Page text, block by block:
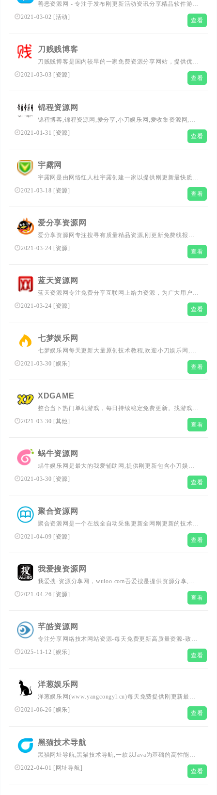
善恶资源网 - 专注于发布刚更新活动资讯分享精品软件游戏
辅助；在这里您可以下载到各种日常所需要的软件，比如小
刀娱乐网、活动线报(QQ活动.游戏游戏.现金活动等)、游戏
2021-03-02 [活动] 查看
刀贱贱博客
刀贱贱博客是国内较早的一家免费资源分享网站，提供优志
的资源，用心打造全面的资源网平台，让我们的生活更加精
2021-03-03 [资源] 查看
锦程资源网
锦程博客,锦程资源网,爱分享,小刀娱乐网,爱收集资源网,锦
程娱乐网,qq资源,小k娱乐网,qq技术教程最优志的资源网
2021-01-31 [资源] 查看
宇露网
宇露网是由网络红人杜宇露创建一家以提供刚更新最快质量
最高的百度seo优化及新闻技术资源分享网站,每天更新 百度
seo优化技巧经验教程,QQ活动,刚更新新闻资讯,技术活动以
做全网最大资源分享乐园网站。
2021-03-18 [资源] 查看
爱分享资源网
爱分享资源网专注搜寻有质量精品资源,刚更新免费线报微
信活动分享,QQ技术教程,电影资源.手游活动,软件下载,小刀
2021-03-24 [资源] 查看
蓝天资源网
蓝天资源网专注免费分享互联网上给力资源，为广大用户提
供一个资源分享采集平台，更快速找到自己想要的资源，全
网最齐全，每天更新大量原创技术教程,线报活动,QQ软件
2021-03-24 [资源] 查看
七梦娱乐网
七梦娱乐网每天更新大量原创技术教程,欢迎小刀娱乐网,我
爱辅助网,爱收集资源网,善恶资源网,lol活动,qq技术的朋友
访问学习,我们努力打造全网最大的qq资源网、让我们的q生
2021-03-30 [娱乐] 查看
XDGAME
整合当下热门单机游戏，每日持续稳定免费更新。找游戏，
上XDGAME！
2021-03-30 [其他] 查看
蜗牛资源网
蜗牛娱乐网是最大的我爱辅助网,提供刚更新包含小刀娱乐
网,善恶资源网,影子的游戏辅助,原创技术教程,绿色破解工
2021-03-30 [资源] 查看
聚合资源网
聚合资源网是一个在线全自动采集更新全网刚更新的技术资
源教程的网站，汇聚全网技术网娱乐网教程网的QQ网络技
术导航教程等免费资源，致力于打造爱收集小刀娱乐全网精
2021-04-09 [资源] 查看
我爱搜资源网
我爱搜-资源分享网，wuioo.com吾爱搜是提供资源分享,活
动福利,影视资源,源码下载,站长工具,游戏软件,建站活动,模
板插件,自学教程,技术导航等资源的网站,致力创造一个高质
2021-04-26 [资源] 查看
芊皓资源网
专注分享网络技术网站资源-每天免费更新高质量资源-致力
于分享资源稳定的资源站-专注分享网络技术网站资源-每天
2025-11-12 [娱乐] 查看
洋葱娱乐网
洋葱娱乐网(www.yangcongyl.cn)每天免费提供刚更新最安
全的网络教程资源,用心打造全网最大的爱收集资源网,小刀
2021-06-26 [娱乐] 查看
黑猫技术导航
黑猫网址导航,黑猫技术导航,一款以Java为基础的高性能网
址导航程序,国内首屈一指的技术教程活动导航分类平台，
站点已累计收录数千网站，累计为中国网民提供多达数亿的
2022-04-01 [网址导航] 查看